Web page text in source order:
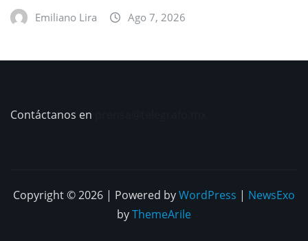
Emiliano Lira Ago 7, 2026
Contáctanos en
Copyright © 2026 | Powered byWordPress | NewsExo
byThemeArile